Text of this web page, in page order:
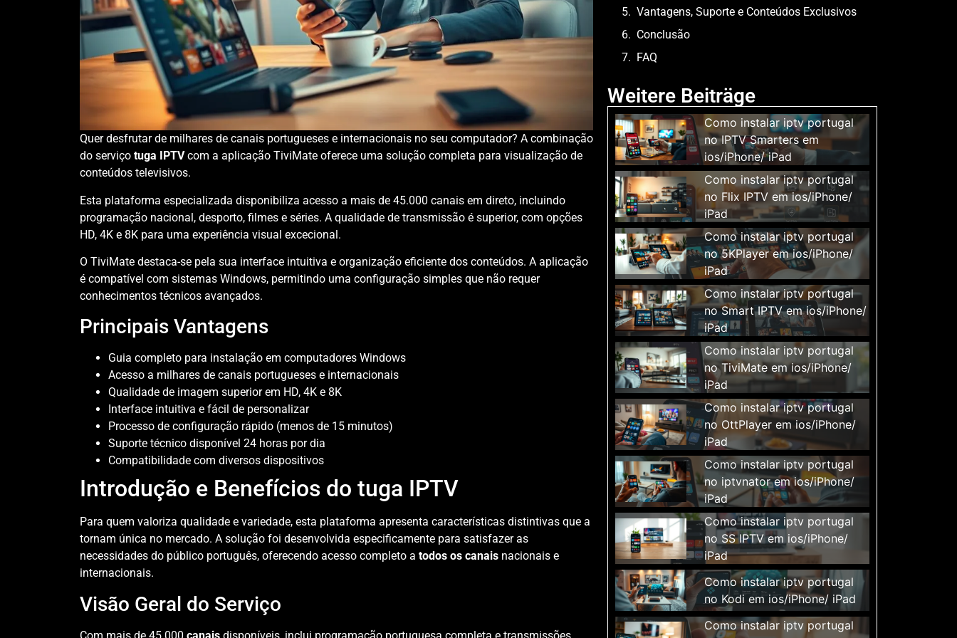
Quer desfrutar de milhares de canais portugueses e internacionais no seu computador? A combinação
do serviço tuga IPTVcom a aplicação TiviMate oferece uma solução completa para visualização de
conteúdos televisivos.
Esta plataforma especializada disponibiliza acesso a mais de 45.000 canais em direto, incluindo
programação nacional, desporto, filmes e séries. A qualidade de transmissão é superior, com opções
HD, 4K e 8K para uma experiência visual excecional.
O TiviMate destaca-se pela sua interface intuitiva e organização eficiente dos conteúdos. A aplicação
é compatível com sistemas Windows, permitindo uma configuração simples que não requer
conhecimentos técnicos avançados.
Principais Vantagens
Guia completo para instalação em computadores Windows
Acesso a milhares de canais portugueses e internacionais
Qualidade de imagem superior em HD, 4K e 8K
Interface intuitiva e fácil de personalizar
Processo de configuração rápido (menos de 15 minutos)
Suporte técnico disponível 24 horas por dia
Compatibilidade com diversos dispositivos
Introdução e Benefícios do tuga IPTV
Para quem valoriza qualidade e variedade, esta plataforma apresenta características distintivas que a
tornam única no mercado. A solução foi desenvolvida especificamente para satisfazer as
necessidades do público português, oferecendo acesso completo a todos os canais nacionais e
internacionais.
Visão Geral do Serviço
Vantagens, Suporte e Conteúdos Exclusivos
Conclusão
FAQ
Weitere Beiträge
Como instalar iptv portugal
no IPTV Smarters em
ios/iPhone/ iPad
Como instalar iptv portugal
no Flix IPTV em ios/iPhone/
iPad
Como instalar iptv portugal
no 5KPlayer em ios/iPhone/
iPad
Como instalar iptv portugal
no Smart IPTV em ios/iPhone/
iPad
Como instalar iptv portugal
no TiviMate em ios/iPhone/
iPad
Como instalar iptv portugal
no OttPlayer em ios/iPhone/
iPad
Como instalar iptv portugal
no iptvnator em ios/iPhone/
iPad
Como instalar iptv portugal
no SS IPTV em ios/iPhone/
iPad
Como instalar iptv portugal
no Kodi em ios/iPhone/ iPad
Como instalar iptv portugal